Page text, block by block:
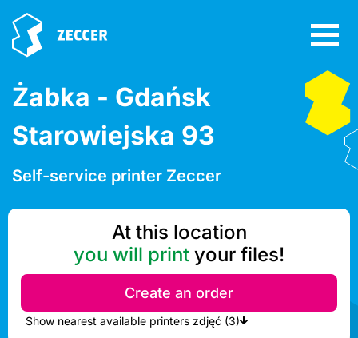
Żabka - Gdańsk
Starowiejska 93
Self-service printer Zeccer
At this location
you will print your files!
Create an order
Show nearest available printers zdjęć (3)